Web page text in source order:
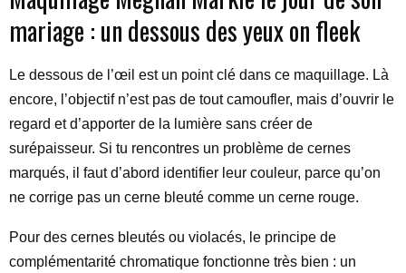
mariage : un dessous des yeux on fleek
Le dessous de l’œil est un point clé dans ce maquillage. Là
encore, l’objectif n’est pas de tout camoufler, mais d’ouvrir le
regard et d’apporter de la lumière sans créer de
surépaisseur. Si tu rencontres un problème de cernes
marqués, il faut d’abord identifier leur couleur, parce qu’on
ne corrige pas un cerne bleuté comme un cerne rouge.
Pour des cernes bleutés ou violacés, le principe de
complémentarité chromatique fonctionne très bien : un